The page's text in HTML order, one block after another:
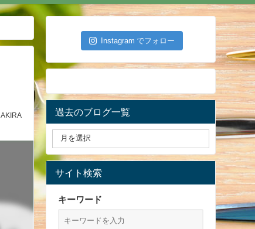
AKIRA
Instagram でフォロー
過去のブログ一覧
サイト検索
キーワード